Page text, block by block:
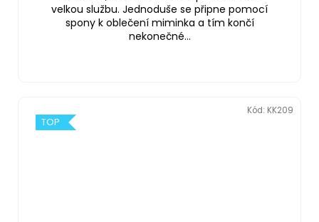
velkou službu. Jednoduše se připne pomocí
spony k oblečení miminka a tím končí
nekonečné...
TOP
Kód: KK209